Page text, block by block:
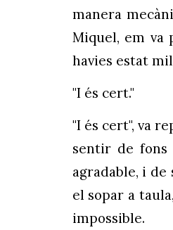
manera
Miquel, em va
havies estat
"I és cert."
"I és cert", va
sentir de fons
agradable, i
el sopar a
impossible.